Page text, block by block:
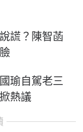
謊？陳智菡
瑜自駕老三
熱議